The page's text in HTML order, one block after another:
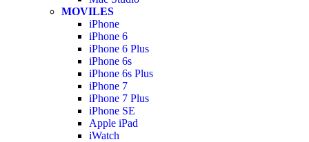
MOVILES
iPhone
iPhone 6
iPhone 6 Plus
iPhone 6s
iPhone 6s Plus
iPhone 7
iPhone 7 Plus
iPhone SE
Apple iPad
iWatch